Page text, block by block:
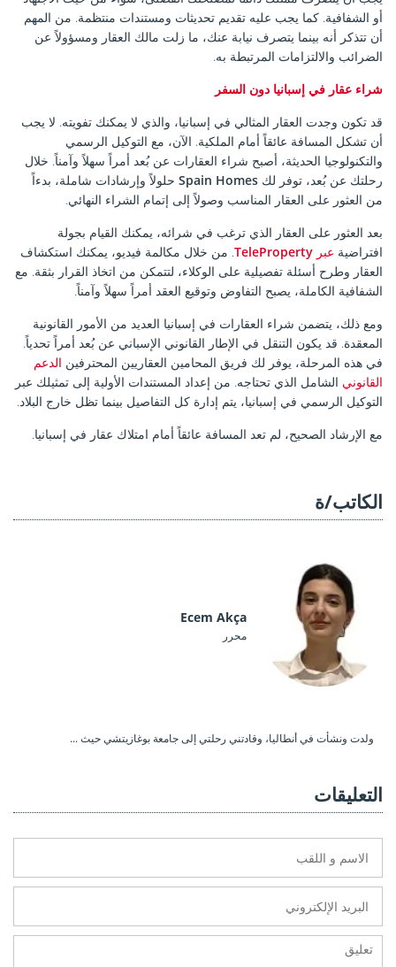
أو الشفافية. كما يجب عليه تقديم تحديثات ومستندات منتظمة. من المهم
أن تتذكر أنه بينما يتصرف نيابة عنك، ما زلت مالك العقار ومسؤولاً عن
الضرائب والالتزامات المرتبطة به.
شراء عقار في إسبانيا دون السفر
قد تكون وجدت العقار المثالي في إسبانيا، والذي لا يمكنك تفويته. لا يجب
أن تشكل المسافة عائقاً أمام الملكية. الآن، مع التوكيل الرسمي
والتكنولوجيا الحديثة، أصبح شراء العقارات عن بُعد أمراً سهلاً وآمناً. خلال
رحلتك عن بُعد، توفر لك Spain Homes حلولاً وإرشادات شاملة، بدءاً
من العثور على العقار المناسب وصولاً إلى إتمام الشراء النهائي.
بعد العثور على العقار الذي ترغب في شرائه، يمكنك القيام بجولة
افتراضية عبر TeleProperty. من خلال مكالمة فيديو، يمكنك استكشاف
العقار وطرح أسئلة تفصيلية على الوكلاء، لتتمكن من اتخاذ القرار بثقة. مع
الشفافية الكاملة، يصبح التفاوض وتوقيع العقد أمراً سهلاً وآمناً.
ومع ذلك، يتضمن شراء العقارات في إسبانيا العديد من الأمور القانونية
المعقدة. قد يكون التنقل في الإطار القانوني الإسباني عن بُعد أمراً تحدياً.
في هذه المرحلة، يوفر لك فريق المحامين العقاريين المحترفين الدعم
القانوني الشامل الذي تحتاجه. من إعداد المستندات الأولية إلى تمثيلك عبر
التوكيل الرسمي في إسبانيا، يتم إدارة كل التفاصيل بينما تظل خارج البلاد.
مع الإرشاد الصحيح، لم تعد المسافة عائقاً أمام امتلاك عقار في إسبانيا.
الكاتب/ة
Ecem Akça
محرر
ولدت ونشأت في أنطاليا، وقادتني رحلتي إلى جامعة بوغازيتشي حيث ...
التعليقات